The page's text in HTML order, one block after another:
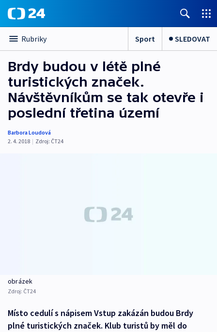
Rubriky Sport SLEDOVAT
Brdy budou v létě plné
turistických značek.
Návštěvníkům se tak otevře i
poslední třetina území
Barbora Loudová
2. 4. 2018 | Zdroj: ČT24
obrázek
Zdroj: ČT24
Místo cedulí s nápisem Vstup zakázán budou Brdy
plné turistických značek. Klub turistů by měl do